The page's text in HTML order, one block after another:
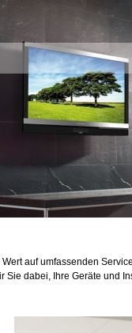
auf umfassenden
Sie dabei, Ihre Geräte und